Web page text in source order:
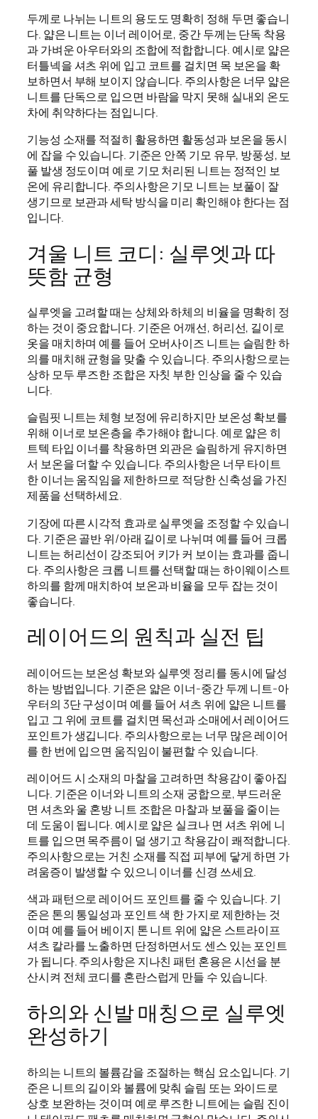
두께로 나뉘는 니트의 용도도 명확히 정해 두면 좋습니
다. 얇은 니트는 이너 레이어로, 중간 두께는 단독 착용
과 가벼운 아우터와의 조합에 적합합니다. 예시로 얇은
터틀넥을 셔츠 위에 입고 코트를 걸치면 목 보온을 확
보하면서 부해 보이지 않습니다. 주의사항은 너무 얇은
니트를 단독으로 입으면 바람을 막지 못해 실내외 온도
차에 취약하다는 점입니다.
기능성 소재를 적절히 활용하면 활동성과 보온을 동시
에 잡을 수 있습니다. 기준은 안쪽 기모 유무, 방풍성, 보
풀 발생 정도이며 예로 기모 처리된 니트는 정적인 보
온에 유리합니다. 주의사항은 기모 니트는 보풀이 잘
생기므로 보관과 세탁 방식을 미리 확인해야 한다는 점
입니다.
겨울 니트 코디: 실루엣과 따
뜻함 균형
실루엣을 고려할 때는 상체와 하체의 비율을 명확히 정
하는 것이 중요합니다. 기준은 어깨선, 허리선, 길이로
옷을 매치하며 예를 들어 오버사이즈 니트는 슬림한 하
의를 매치해 균형을 맞출 수 있습니다. 주의사항으로는
상하 모두 루즈한 조합은 자칫 부한 인상을 줄 수 있습
니다.
슬림핏 니트는 체형 보정에 유리하지만 보온성 확보를
위해 이너로 보온층을 추가해야 합니다. 예로 얇은 히
트텍 타입 이너를 착용하면 외관은 슬림하게 유지하면
서 보온을 더할 수 있습니다. 주의사항은 너무 타이트
한 이너는 움직임을 제한하므로 적당한 신축성을 가진
제품을 선택하세요.
기장에 따른 시각적 효과로 실루엣을 조정할 수 있습니
다. 기준은 골반 위/아래 길이로 나뉘며 예를 들어 크롭
니트는 허리선이 강조되어 키가 커 보이는 효과를 줍니
다. 주의사항은 크롭 니트를 선택할 때는 하이웨이스트
하의를 함께 매치하여 보온과 비율을 모두 잡는 것이
좋습니다.
레이어드의 원칙과 실전 팁
레이어드는 보온성 확보와 실루엣 정리를 동시에 달성
하는 방법입니다. 기준은 얇은 이너-중간 두께 니트-아
우터의 3단 구성이며 예를 들어 셔츠 위에 얇은 니트를
입고 그 위에 코트를 걸치면 목선과 소매에서 레이어드
포인트가 생깁니다. 주의사항으로는 너무 많은 레이어
를 한 번에 입으면 움직임이 불편할 수 있습니다.
레이어드 시 소재의 마찰을 고려하면 착용감이 좋아집
니다. 기준은 이너와 니트의 소재 궁합으로, 부드러운
면 셔츠와 울 혼방 니트 조합은 마찰과 보풀을 줄이는
데 도움이 됩니다. 예시로 얇은 실크나 면 셔츠 위에 니
트를 입으면 목주름이 덜 생기고 착용감이 쾌적합니다.
주의사항으로는 거친 소재를 직접 피부에 닿게 하면 가
려움증이 발생할 수 있으니 이너를 신경 쓰세요.
색과 패턴으로 레이어드 포인트를 줄 수 있습니다. 기
준은 톤의 통일성과 포인트 색 한 가지로 제한하는 것
이며 예를 들어 베이지 톤 니트 위에 얇은 스트라이프
셔츠 칼라를 노출하면 단정하면서도 센스 있는 포인트
가 됩니다. 주의사항은 지나친 패턴 혼용은 시선을 분
산시켜 전체 코디를 혼란스럽게 만들 수 있습니다.
하의와 신발 매칭으로 실루엣
완성하기
하의는 니트의 볼륨감을 조절하는 핵심 요소입니다. 기
준은 니트의 길이와 볼륨에 맞춰 슬림 또는 와이드로
상호 보완하는 것이며 예로 루즈한 니트에는 슬림 진이